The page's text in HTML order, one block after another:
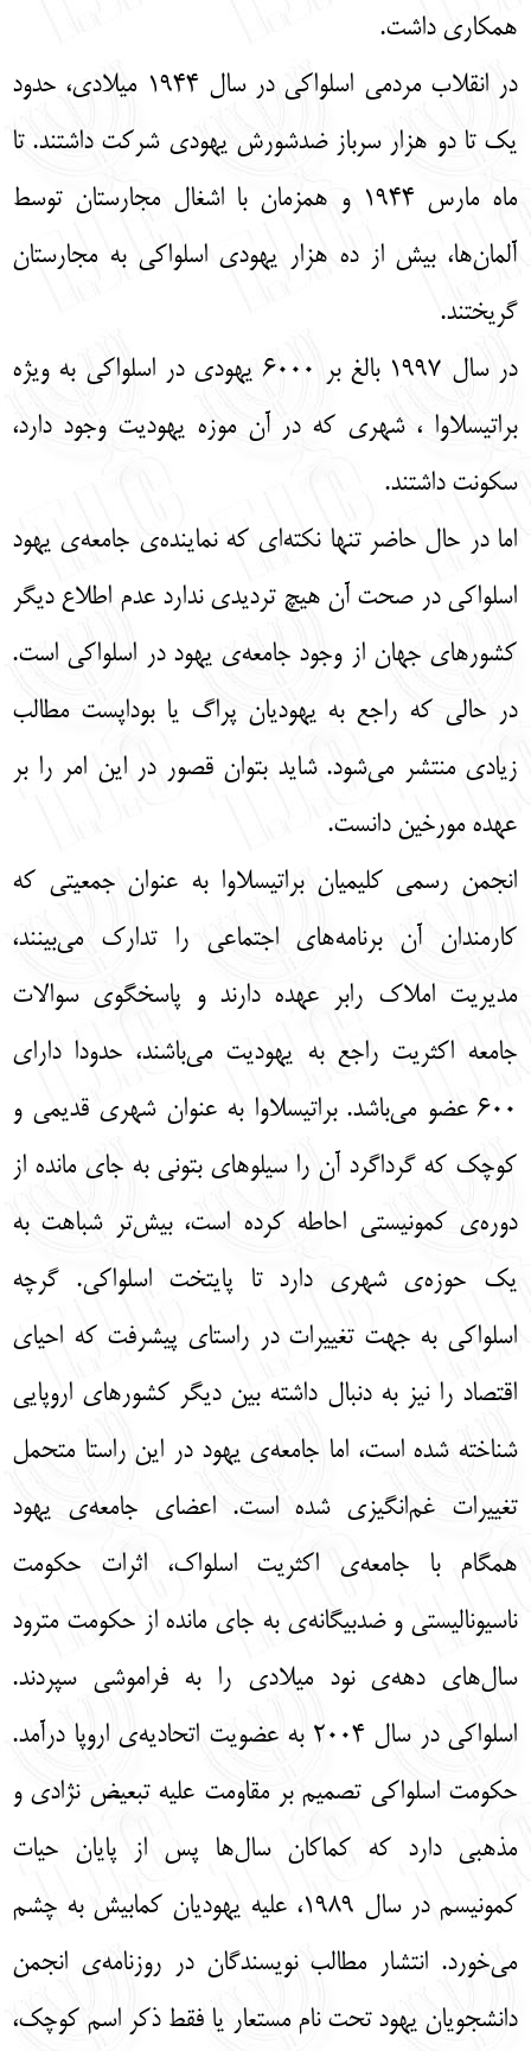
همكاري داشت.
در انقلاب مردمي اسلواكي در سال 1944 ميلادي، حدود
يك تا دو هزار سرباز ضدشورش يهودي شركت داشتند. تا
ماه مارس 1944 و همزمان با اشغال مجارستان توسط
آلمان‌ها، بيش از ده هزار يهودي اسلواكي به مجارستان
گريختند.
در سال 1997 بالغ بر 6000 يهودي در اسلواكي به ويژه
براتيسلاوا ، شهري كه در آن موزه يهوديت وجود دارد،
سكونت داشتند.
اما در حال حاضر تنها نكته‌اي كه نماينده‌ی جامعه‌ی يهود
اسلواكي در صحت آن هيچ ترديدي ندارد عدم اطلاع ديگر
كشورهاي جهان از وجود جامعه‌ی يهود در اسلواكي است.
در حالي كه راجع به يهوديان پراگ يا بوداپست مطالب
زيادي منتشر مي‌شود. شايد بتوان قصور در اين امر را بر
عهده مورخين دانست.
انجمن رسمي كليميان براتيسلاوا به عنوان جمعيتي كه
كارمندان آن برنامه‌هاي اجتماعي را تدارك مي‌بينند،
مديريت املاك رابر عهده دارند و پاسخگوي سوالات
جامعه اكثريت راجع به يهوديت مي‌باشند، حدودا داراي
600 عضو مي‌باشد. براتيسلاوا به عنوان شهري قديمي و
كوچك كه گرداگرد آن را سيلوهاي بتوني به جاي مانده از
دوره‌ی كمونيستي احاطه كرده است، بيش‌تر شباهت به
يك حوزه‌ی شهري دارد تا پايتخت اسلواكي. گرچه
اسلواكي به جهت تغييرات در راستاي پيشرفت كه احيای
اقتصاد را نيز به دنبال داشته بين ديگر كشورهاي اروپايي
شناخته شده است، اما جامعه‌ی يهود در اين راستا متحمل
تغييرات غم‌انگيزي شده است. اعضاي جامعه‌ی يهود
همگام با جامعه‌ی اكثريت اسلواك، اثرات حكومت
ناسيوناليستي و ضدبيگانه‌ی به جاي مانده از حكومت مترود
سال‌هاي دهه‌ی نود ميلادي را به فراموشي سپردند.
اسلواكي در سال 2004 به عضويت اتحاديه‌ی اروپا درآمد.
حكومت اسلواكي تصميم بر مقاومت عليه تبعيض نژادي و
مذهبي دارد كه كماكان سال‌ها پس از پايان حيات
كمونيسم در سال 1989، عليه يهوديان كمابيش به چشم
مي‌خورد. انتشار مطالب نويسندگان در روزنامه‌ی انجمن
دانشجويان يهود تحت نام مستعار يا فقط ذكر اسم كوچك،